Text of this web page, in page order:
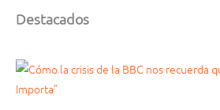
Destacados